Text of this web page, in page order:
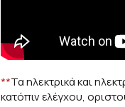
**Τα ηλεκτρικά και
κατόπιν ελέγχου,